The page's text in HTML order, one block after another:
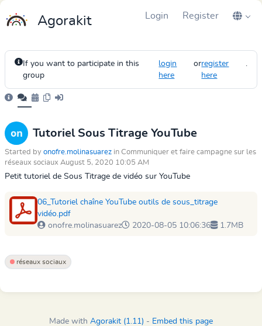
Agorakit Login Register
If you want to participate in this
group
login
here
orregister
here
.
Tutoriel Sous Titrage YouTube
Started by onofre.molinasuarez in Communiquer et faire campagne sur les
réseaux sociaux August 5, 2020 10:05 AM
Petit tutoriel de Sous Titrage de vidéo sur YouTube
06_Tutoriel chaîne YouTube outils de sous_titrage
vidéo.pdf
onofre.molinasuarez
2020-08-05 10:06:36 1.7MB
réseaux sociaux
Made with Agorakit (1.11) - Embed this page